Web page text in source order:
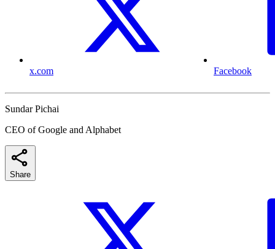
x.com Facebook
Sundar Pichai
CEO of Google and Alphabet
Share